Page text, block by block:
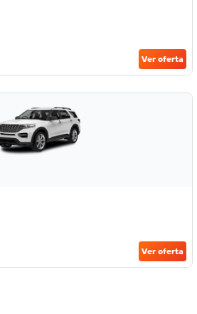
Ver oferta
Ver oferta